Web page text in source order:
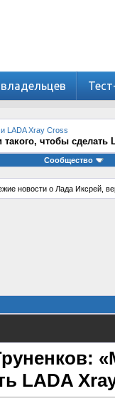
LADA Xray Cross
чтобы сделать
Сообщество
новости о Лада Иксрей,
LADA